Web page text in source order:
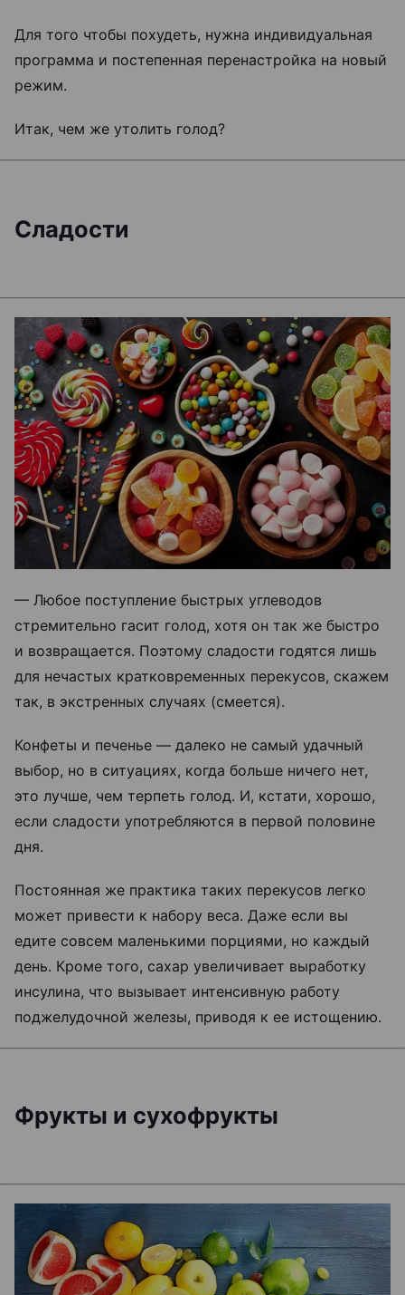
Для того чтобы похудеть, нужна индивидуальная
программа и постепенная перенастройка на новый
режим.
Итак, чем же утолить голод?
Сладости
— Любое поступление быстрых углеводов
стремительно гасит голод, хотя он так же быстро
и возвращается. Поэтому сладости годятся лишь
для нечастых кратковременных перекусов, скажем
так, в экстренных случаях (смеется).
Конфеты и печенье — далеко не самый удачный
выбор, но в ситуациях, когда больше ничего нет,
это лучше, чем терпеть голод. И, кстати, хорошо,
если сладости употребляются в первой половине
дня.
Постоянная же практика таких перекусов легко
может привести к набору веса. Даже если вы
едите совсем маленькими порциями, но каждый
день. Кроме того, сахар увеличивает выработку
инсулина, что вызывает интенсивную работу
поджелудочной железы, приводя к ее истощению.
Фрукты и сухофрукты